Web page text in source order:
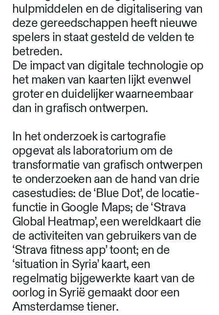
hulpmiddelen en de digitalisering van
deze gereedschappen heeft nieuwe
spelers in staat gesteld de velden te
betreden.
De impact van digitale technologie op
het maken van kaarten lijkt evenwel
groter en duidelijker waarneembaar
dan in grafisch ontwerpen.
In het onderzoek is cartografie
opgevat als laboratorium om de
transformatie van grafisch ontwerpen
te onderzoeken aan de hand van drie
casestudies: de ‘Blue Dot’, de locatie-
functie in Google Maps; de ‘Strava
Global Heatmap’, een wereldkaart die
de activiteiten van gebruikers van de
‘Strava fitness app’ toont; en de
‘situation in Syria’ kaart, een
regelmatig bijgewerkte kaart van de
oorlog in Syrië gemaakt door een
Amsterdamse tiener.